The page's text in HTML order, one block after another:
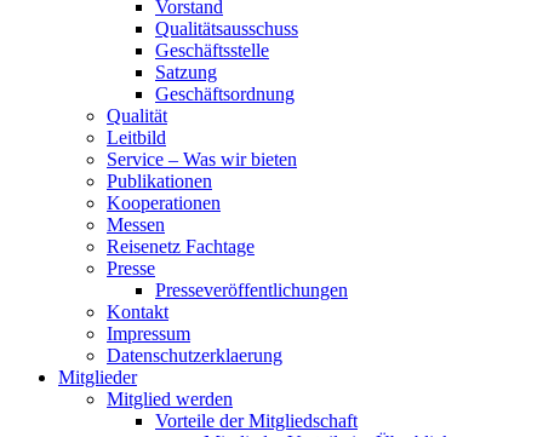
Vorstand
Qualitätsausschuss
Geschäftsstelle
Satzung
Geschäftsordnung
Qualität
Leitbild
Service – Was wir bieten
Publikationen
Kooperationen
Messen
Reisenetz Fachtage
Presse
Presseveröffentlichungen
Kontakt
Impressum
Datenschutzerklaerung
Mitglieder
Mitglied werden
Vorteile der Mitgliedschaft